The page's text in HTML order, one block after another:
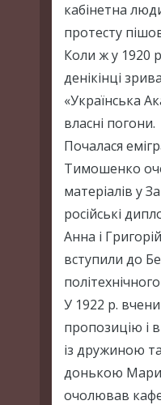
кабінетна
протесту
Коли ж у 1920
денікінці
«Українська
власні погони.
Почалася
Тимошенко
матеріалів у
російські
Анна і
вступили до
У 1922 р.
пропозицію і
із дружиною
донькою
очолював